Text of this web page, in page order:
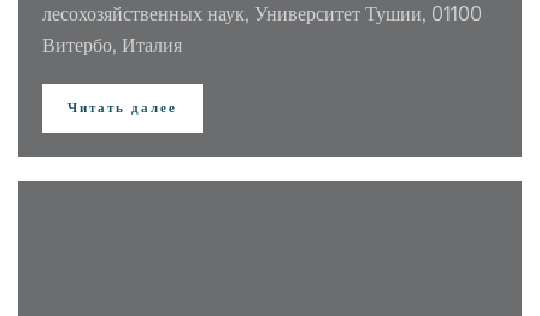
лесохозяйственных наук, Университет Тушии, 01100
Витербо, Италия
Читать далее